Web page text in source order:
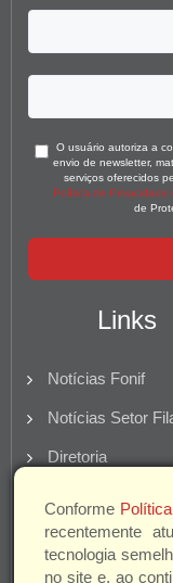
O usuário autoriza a
envio de newsletter,
serviços oferecidos
Política de Privacidade
de
Links
Notícias Fonif
Notícias Setor
Diretoria
Parceiros e Apoio
Conforme
recentemente
tecnologia
no site e, ao